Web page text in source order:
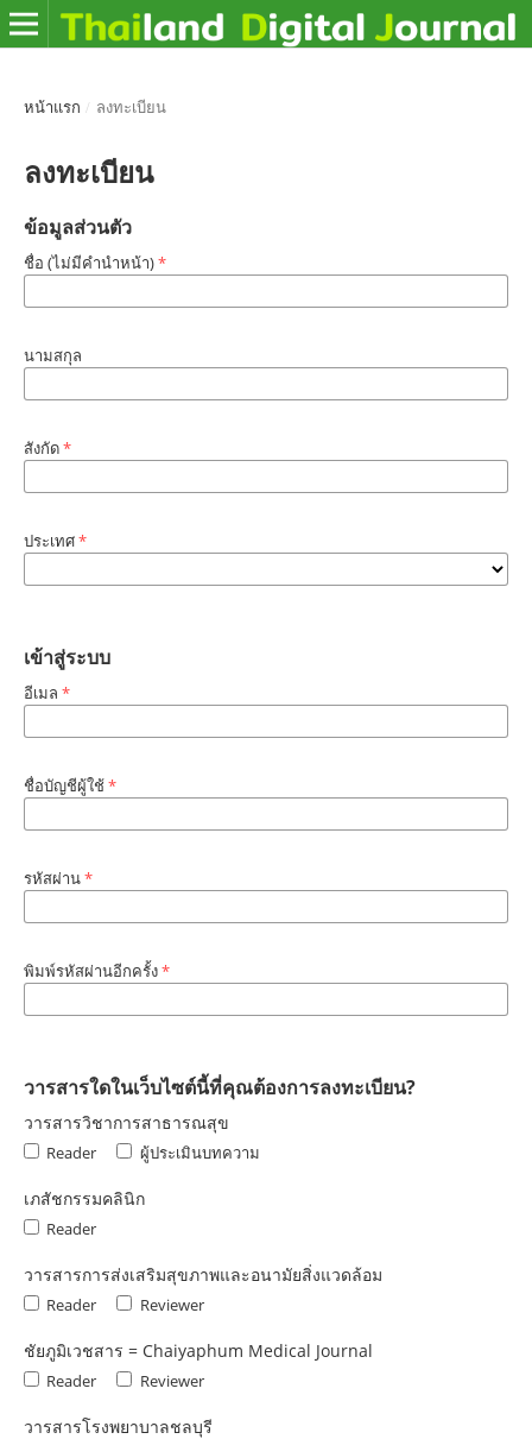
หน้าแรก / ลงทะเบียน
ลงทะเบียน
ข้อมูลส่วนตัว
ชื่อ (ไม่มีคำนำหน้า)*
นามสกุล
สังกัด*
ประเทศ*
เข้าสู่ระบบ
อีเมล *
ชื่อบัญชีผู้ใช้*
รหัสผ่าน*
พิมพ์รหัสผ่านอีกครั้ง*
วารสารใดในเว็บไซต์นี้ที่คุณต้องการลงทะเบียน?
วารสารวิชาการสาธารณสุข
Reader ผู้ประเมินบทความ
เภสัชกรรมคลินิก
Reader
วารสารการส่งเสริมสุขภาพและอนามัยสิ่งแวดล้อม
Reader Reviewer
ชัยภูมิเวชสาร = Chaiyaphum Medical Journal
Reader Reviewer
วารสารโรงพยาบาลชลบุรี